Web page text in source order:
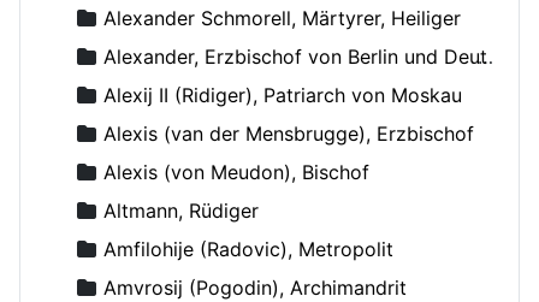
Alexander Schmorell, Märtyrer, Heiliger
Alexander, Erzbischof von Berlin und Deutschland
Alexij II (Ridiger), Patriarch von Moskau
Alexis (van der Mensbrugge), Erzbischof
Alexis (von Meudon), Bischof
Altmann, Rüdiger
Amfilohije (Radovic), Metropolit
Amvrosij (Pogodin), Archimandrit